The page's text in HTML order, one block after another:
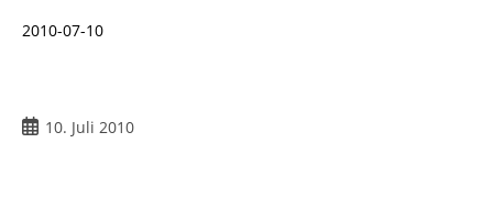
2010-07-10
Beitrag10. Juli 2010